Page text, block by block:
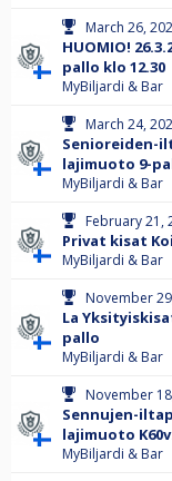
March 26,
HUOMIO!
pallo klo 12.30
MyBiljardi & Bar
March 24,
Senioreiden-
lajimuoto 9-
MyBiljardi & Bar
February 21,
Privat kisat
MyBiljardi & Bar
November
La
pallo
MyBiljardi & Bar
November
Sennujen-
lajimuoto
MyBiljardi & Bar